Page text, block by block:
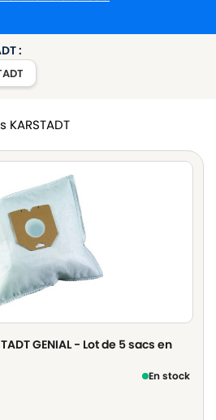
:
GENIAL - Lot de 5 sacs en
En stock